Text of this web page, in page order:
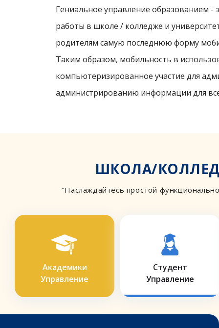
Гениальное управление образованием
работы в школе / колледже и
родителям самую последнюю форму
Таким образом, мобильность в
компьютеризированное участие для
администрированию информации для
ШКОЛА/
"Наслаждайтесь простой
Академики
Управление
Студент
Управление